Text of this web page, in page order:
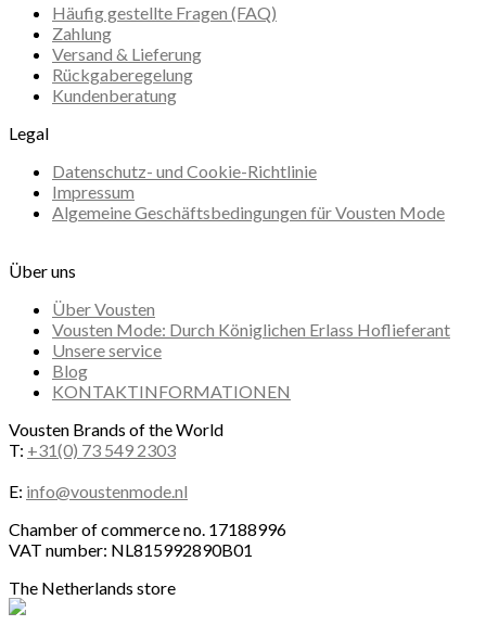
Häufig gestellte Fragen (FAQ)
Zahlung
Versand & Lieferung
Rückgaberegelung
Kundenberatung
Legal
Datenschutz- und Cookie-Richtlinie
Impressum
Algemeine Geschäftsbedingungen für Vousten Mode
Über uns
Über Vousten
Vousten Mode: Durch Königlichen Erlass Hoflieferant
Unsere service
Blog
KONTAKTINFORMATIONEN
Vousten Brands of the World
T: +31(0) 73 549 2303
E: info@voustenmode.nl
Chamber of commerce no. 17188996
VAT number: NL815992890B01
The Netherlands store